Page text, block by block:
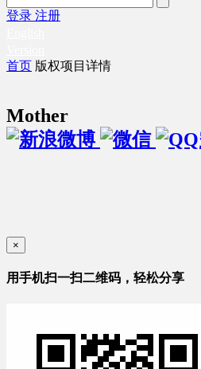
登录 注册
首页 版权项目详情
Mother
×
用手机扫一扫二维码，轻松分享